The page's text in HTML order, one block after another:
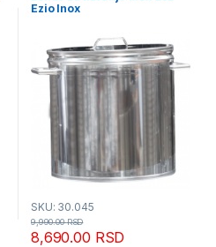
Ezio Inox
SKU: 30.045
8,690.00 RSD
9,990.00RSD